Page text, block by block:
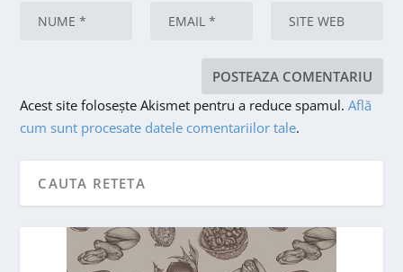
Acest site folosește Akismet pentru a reduce spamul.Află
cum sunt procesate datele comentariilor tale.